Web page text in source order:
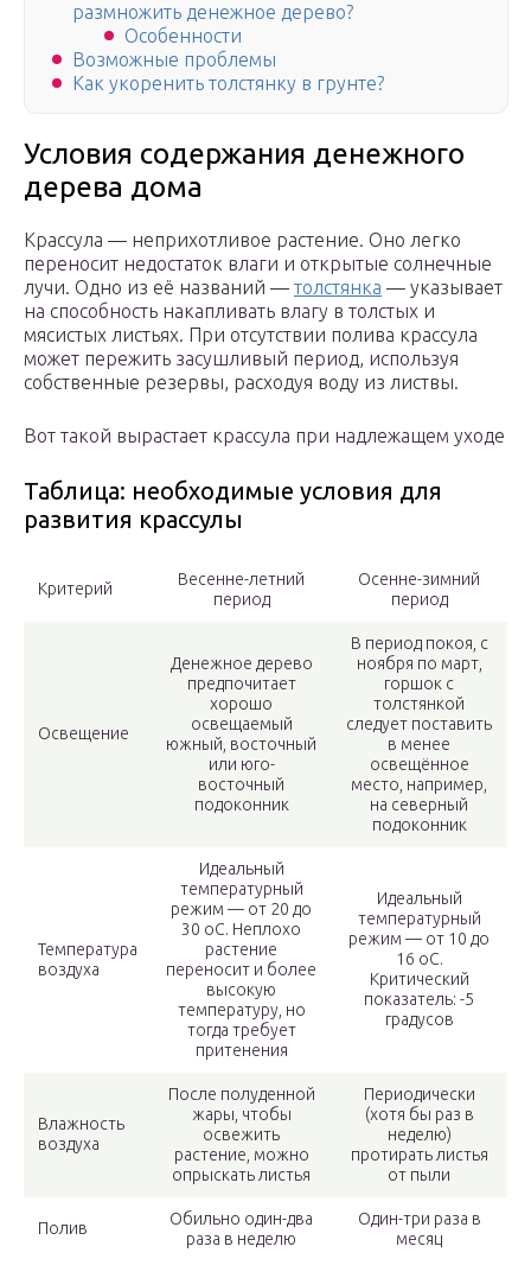
размножить денежное дерево?
Особенности
Возможные проблемы
Как укоренить толстянку в грунте?
Условия содержания денежного
дерева дома
Крассула — неприхотливое растение. Оно легко
переносит недостаток влаги и открытые солнечные
лучи. Одно из её названий — толстянка — указывает
на способность накапливать влагу в толстых и
мясистых листьях. При отсутствии полива крассула
может пережить засушливый период, используя
собственные резервы, расходуя воду из листвы.
Вот такой вырастает крассула при надлежащем уходе
Таблица: необходимые условия для
развития крассулы
Критерий
Весенне-летний
период
Осенне-зимний
период
Освещение
Денежное дерево
предпочитает
хорошо
освещаемый
южный, восточный
или юго-
восточный
подоконник
В период покоя, с
ноября по март,
горшок с
толстянкой
следует поставить
в менее
освещённое
место, например,
на северный
подоконник
Температура
воздуха
Идеальный
температурный
режим — от 20 до
30 оС. Неплохо
растение
переносит и более
высокую
температуру, но
тогда требует
притенения
Идеальный
температурный
режим — от 10 до
16 оС.
Критический
показатель: -5
градусов
Влажность
воздуха
После полуденной
жары, чтобы
освежить
растение, можно
опрыскать листья
Периодически
(хотя бы раз в
неделю)
протирать листья
от пыли
Полив
Обильно один-два
раза в неделю
Один-три раза в
месяц